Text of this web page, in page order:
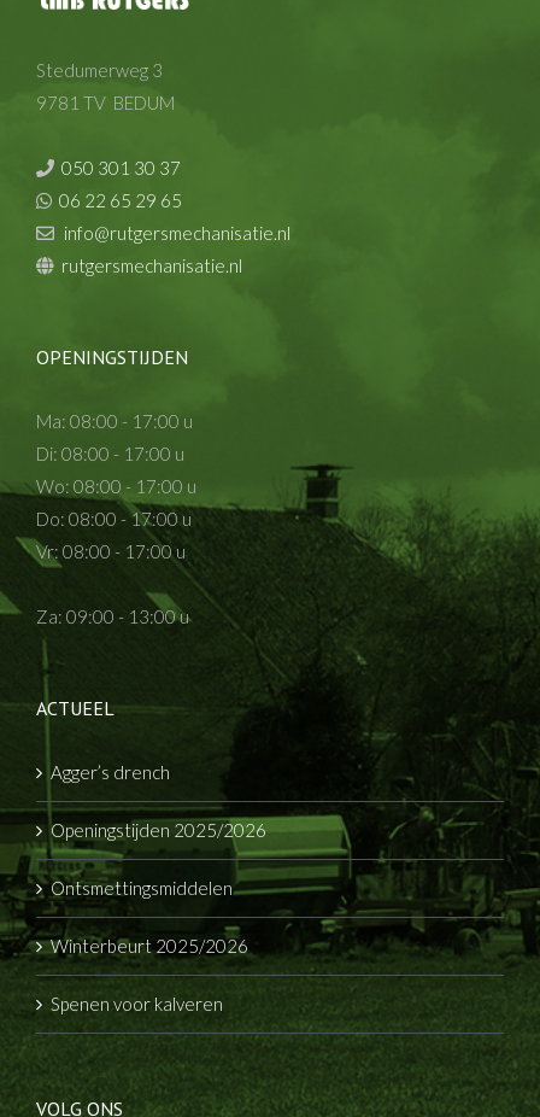
Stedumerweg 3
9781 TV BEDUM
050 301 30 37
06 22 65 29 65
info@rutgersmechanisatie.nl
rutgersmechanisatie.nl
OPENINGSTIJDEN
Ma: 08:00 - 17:00 u
Di: 08:00 - 17:00 u
Wo: 08:00 - 17:00 u
Do: 08:00 - 17:00 u
Vr: 08:00 - 17:00 u
Za: 09:00 - 13:00 u
ACTUEEL
Agger’s drench
Openingstijden 2025/2026
Ontsmettingsmiddelen
Winterbeurt 2025/2026
Spenen voor kalveren
VOLG ONS